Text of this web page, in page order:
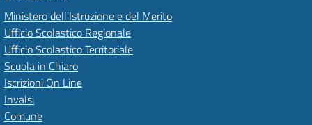
Ministero dell'Istruzione e del Merito
Ufficio Scolastico Regionale
Ufficio Scolastico Territoriale
Scuola in Chiaro
Iscrizioni On Line
Invalsi
Comune